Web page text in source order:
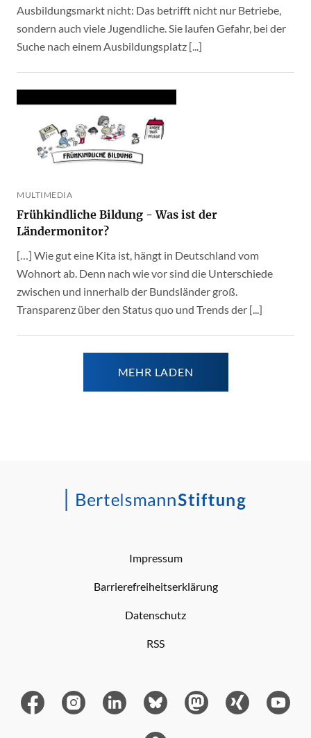
Ausbildungsmarkt nicht: Das betrifft nicht nur Betriebe,
sondern auch viele Jugendliche. Sie laufen Gefahr, bei der
Suche nach einem Ausbildungsplatz [...]
MULTIMEDIA
Frühkindliche Bildung - Was ist der
Ländermonitor?
[…] Wie gut eine Kita ist, hängt in Deutschland vom
Wohnort ab. Denn nach wie vor sind die Unterschiede
zwischen und innerhalb der Bundsländer groß.
Transparenz über den Status quo und Trends der [...]
MEHR LADEN
Impressum
Barrierefreiheitserklärung
Datenschutz
RSS